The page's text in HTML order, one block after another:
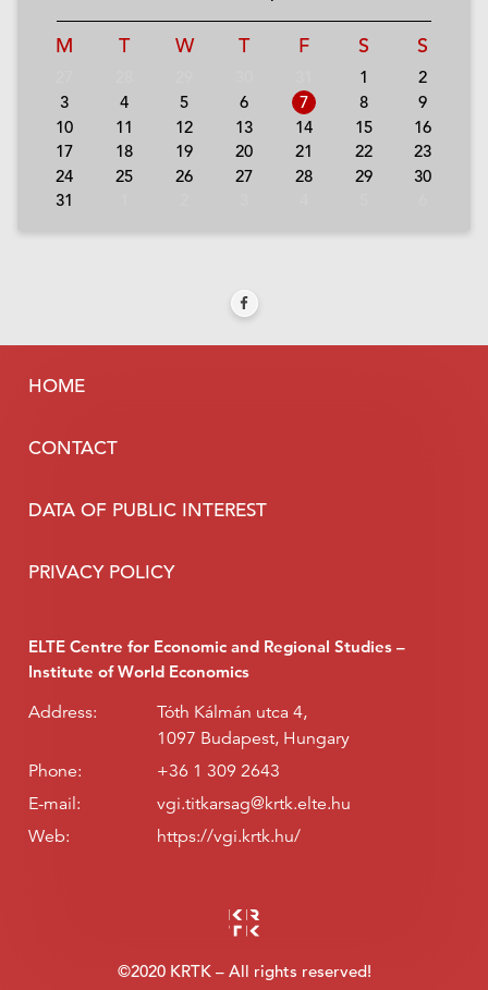
M T W T F S S
1
2
3
4 5 6 7 8
9
10
11 12 13 14 15
16
17
18 19 20 21 22
23
24
25 26 27 28 29
30
31
HOME
CONTACT
DATA OF PUBLIC INTEREST
PRIVACY POLICY
ELTE Centre for Economic and Regional Studies –
Institute of World Economics
Address:
Tóth Kálmán utca 4,
1097 Budapest, Hungary
Phone:
+36 1 309 2643
E-mail:
vgi.titkarsag@krtk.elte.hu
Web:
https://vgi.krtk.hu/
©2020 KRTK – All rights reserved!